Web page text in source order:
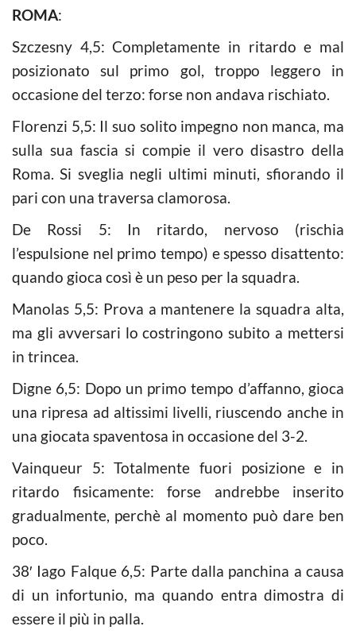
ROMA:
Szczesny 4,5: Completamente in ritardo e mal
posizionato sul primo gol, troppo leggero in
occasione del terzo: forse non andava rischiato.
Florenzi 5,5: Il suo solito impegno non manca, ma
sulla sua fascia si compie il vero disastro della
Roma. Si sveglia negli ultimi minuti, sfiorando il
pari con una traversa clamorosa.
De Rossi 5: In ritardo, nervoso (rischia
l’espulsione nel primo tempo) e spesso disattento:
quando gioca così è un peso per la squadra.
Manolas 5,5: Prova a mantenere la squadra alta,
ma gli avversari lo costringono subito a mettersi
in trincea.
Digne 6,5: Dopo un primo tempo d’affanno, gioca
una ripresa ad altissimi livelli, riuscendo anche in
una giocata spaventosa in occasione del 3-2.
Vainqueur 5: Totalmente fuori posizione e in
ritardo fisicamente: forse andrebbe inserito
gradualmente, perchè al momento può dare ben
poco.
38′ Iago Falque 6,5: Parte dalla panchina a causa
di un infortunio, ma quando entra dimostra di
essere il più in palla.